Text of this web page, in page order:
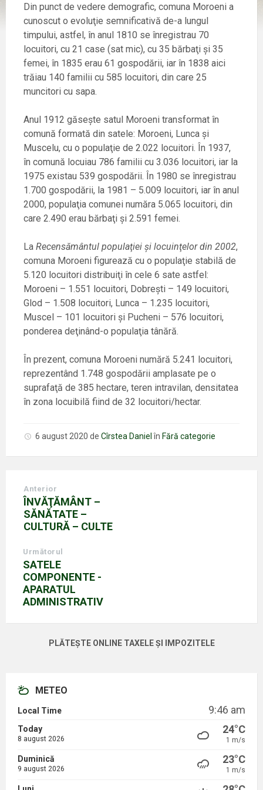
Din punct de vedere demografic, comuna Moroeni a
cunoscut o evoluţie semnificativă de-a lungul
timpului, astfel, în anul 1810 se înregistrau 70
locuitori, cu 21 case (sat mic), cu 35 bărbaţi şi 35
femei, în 1835 erau 61 gospodării, iar în 1838 aici
trăiau 140 familii cu 585 locuitori, din care 25
muncitori cu sapa.
Anul 1912 găseşte satul Moroeni transformat în
comună formată din satele: Moroeni, Lunca şi
Muscelu, cu o populaţie de 2.022 locuitori. În 1937,
în comună locuiau 786 familii cu 3.036 locuitori, iar la
1975 existau 539 gospodării. În 1980 se înregistrau
1.700 gospodării, la 1981 – 5.009 locuitori, iar în anul
2000, populaţia comunei număra 5.065 locuitori, din
care 2.490 erau bărbaţi şi 2.591 femei.
La Recensământul populaţiei şi locuinţelor din 2002,
comuna Moroeni figurează cu o populaţie stabilă de
5.120 locuitori distribuiţi în cele 6 sate astfel:
Moroeni – 1.551 locuitori, Dobreşti – 149 locuitori,
Glod – 1.508 locuitori, Lunca – 1.235 locuitori,
Muscel – 101 locuitori şi Pucheni – 576 locuitori,
ponderea deţinând-o populaţia tânără.
În prezent, comuna Moroeni numără 5.241 locuitori,
reprezentând 1.748 gospodării amplasate pe o
suprafaţă de 385 hectare, teren intravilan, densitatea
în zona locuibilă fiind de 32 locuitori/hectar.
6 august 2020 de Cîrstea Daniel în Fără categorie
Anterior
ÎNVĂŢĂMÂNT –
SĂNĂTATE –
CULTURĂ – CULTE
Următorul
SATELE
COMPONENTE -
APARATUL
ADMINISTRATIV
PLĂTEȘTE ONLINE TAXELE ȘI IMPOZITELE
METEO
Local Time 9:46 am
Today
8 august 2026
24°C
1 m/s
Duminică
9 august 2026
23°C
1 m/s